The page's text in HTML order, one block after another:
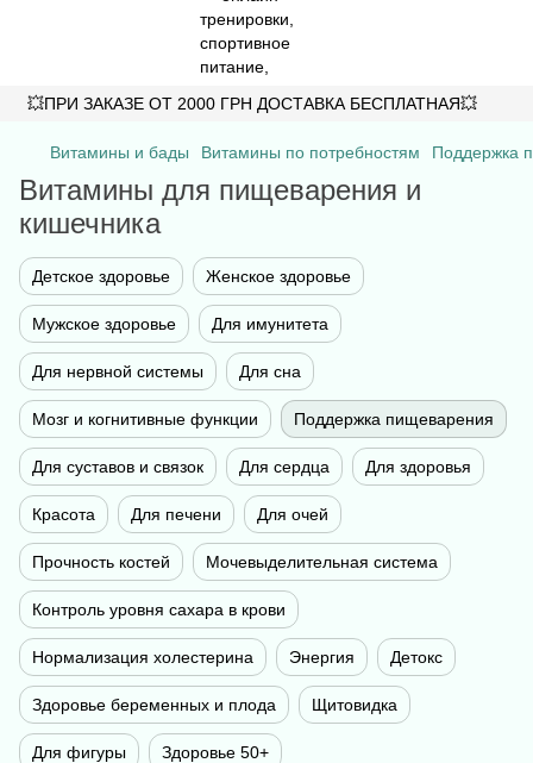
💥ПРИ ЗАКАЗЕ ОТ 2000 ГРН ДОСТАВКА БЕСПЛАТНАЯ💥
Витамины и бады Витамины по потребностям Поддержка
Витамины для пищеварения и
кишечника
Детское здоровье Женское здоровье
Мужское здоровье Для имунитета
Для нервной системы Для сна
Мозг и когнитивные функции Поддержка пищеварения
Для суставов и связок Для сердца Для здоровья
Красота Для печени Для очей
Прочность костей Мочевыделительная система
Контроль уровня сахара в крови
Нормализация холестерина Энергия Детокс
Здоровье беременных и плода Щитовидка
Для фигуры Здоровье 50+